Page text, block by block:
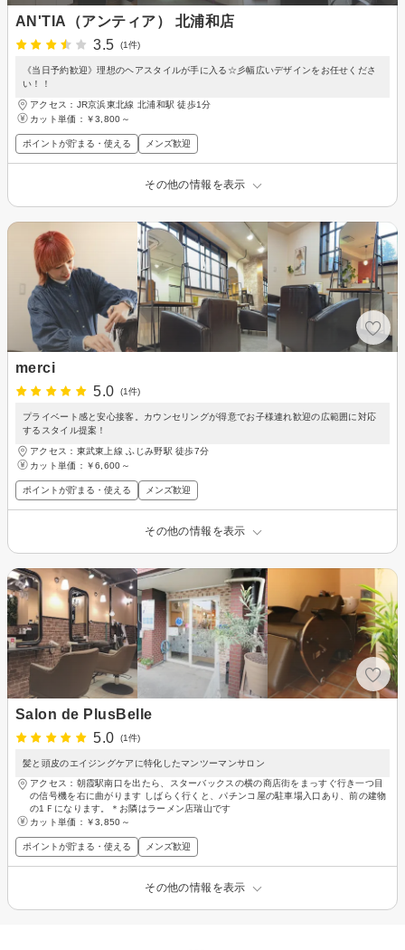
AN'TIA（アンティア） 北浦和店
3.5
(1件)
《当日予約歓迎》理想のヘアスタイルが手に入る☆彡幅広いデザインをお任せくださ
い！！
アクセス：JR京浜東北線 北浦和駅 徒歩1分
カット単価： ￥3,800～
ポイントが貯まる・使える メンズ歓迎
その他の情報を表示
merci
5.0
(1件)
プライベート感と安心接客。カウンセリングが得意でお子様連れ歓迎の広範囲に対応
するスタイル提案！
アクセス：東武東上線 ふじみ野駅 徒歩7分
カット単価： ￥6,600～
ポイントが貯まる・使える メンズ歓迎
その他の情報を表示
Salon de PlusBelle
5.0
(1件)
髪と頭皮のエイジングケアに特化したマンツーマンサロン
アクセス：朝霞駅南口を出たら、スターバックスの横の商店街をまっすぐ行き一つ目
の信号機を右に曲がります しばらく行くと、パチンコ屋の駐車場入口あり、前の建物
の1Ｆになります。＊お隣はラーメン店瑞山です
カット単価： ￥3,850～
ポイントが貯まる・使える メンズ歓迎
その他の情報を表示